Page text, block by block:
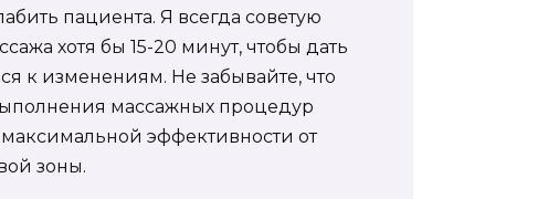
пациента. Я всегда советую
хотя бы 15-20 минут, чтобы дать
к изменениям. Не забывайте, что
массажных процедур
эффективности от
зоны.